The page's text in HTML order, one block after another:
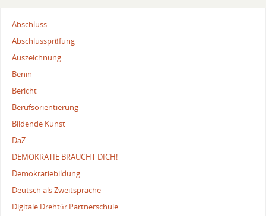
Abschluss
Abschlussprüfung
Auszeichnung
Benin
Bericht
Berufsorientierung
Bildende Kunst
DaZ
DEMOKRATIE BRAUCHT DICH!
Demokratiebildung
Deutsch als Zweitsprache
Digitale Drehtür Partnerschule